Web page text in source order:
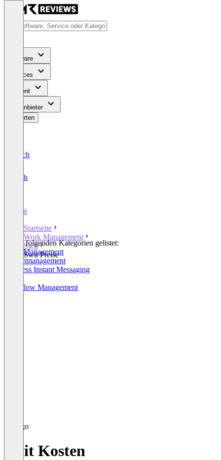
Software
Services
Content
Für Anbieter
Bewerten
Deutsch
English
Swit
Startseite
Work Management
Swit
Swit Preise
In den folgenden Kategorien gelistet:
Work Management
Projektmanagement
Business Instant Messaging
Workflow Management
Swit Kosten